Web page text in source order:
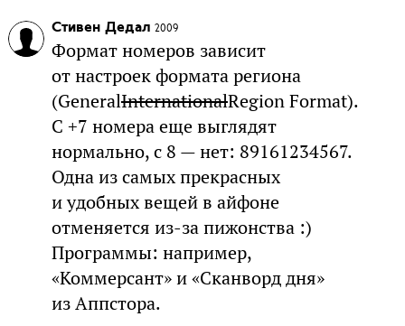
Стивен Дедал 2009
Формат номеров зависит
от настроек формата региона
(GeneralInternationalRegion Format).
С +7 номера еще выглядят
нормально, с 8 — нет: 89161234567.
Одна из самых прекрасных
и удобных вещей в айфоне
отменяется из-за пижонства :)
Программы: например,
«Коммерсант» и «Сканворд дня»
из Аппстора.